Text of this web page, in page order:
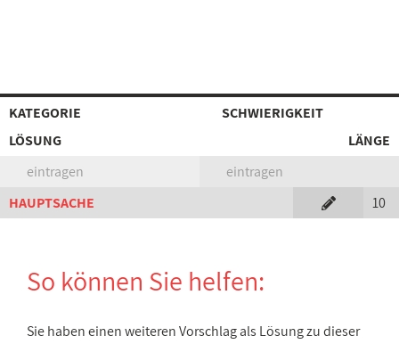
KATEGORIE
SCHWIERIGKEIT
LÖSUNG
LÄNGE
eintragen
eintragen
HAUPTSACHE
10
So können Sie helfen:
Sie haben einen weiteren Vorschlag als Lösung zu dieser